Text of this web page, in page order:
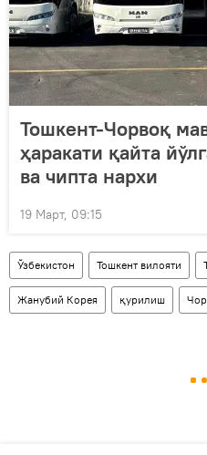
Тошкент-Чорвоқ
ҳаракати қайта
ва чипта нархи
19 Март, 09:15
Ўзбекистон Тошкент вилояти
Жанубий Корея қурилиш